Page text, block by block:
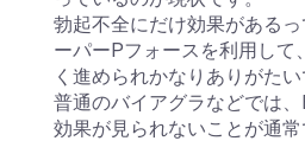
勃起不全にだけ効果がある
ーパーPフォースを利用して
く進められかなりありがたい
普通のバイアグラなどでは
効果が見られないことが通常